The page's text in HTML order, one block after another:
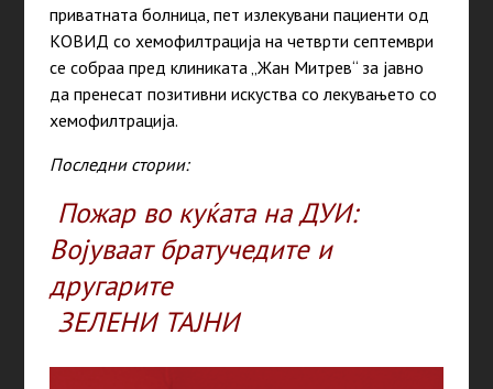
приватната болница, пет излекувани пациенти од
КОВИД со хемофилтрација на четврти септември
се собраа пред клиниката „Жан Митрев“ за јавно
да пренесат позитивни искуства со лекувањето со
хемофилтрација.
Последни стории:
Пожар во куќата на ДУИ:
Војуваат братучедите и
другарите
ЗЕЛЕНИ ТАЈНИ